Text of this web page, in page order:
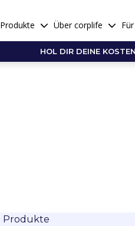
Produkte Über corplife
HOL DIR DEINE
Produkte